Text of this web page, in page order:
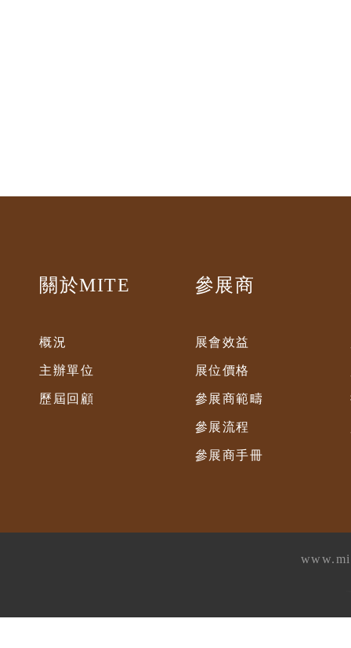
關於MITE
概況
主辦單位
歷屆回顧
參展商
展會效益
展位價格
參展商範疇
參展流程
參展商手冊